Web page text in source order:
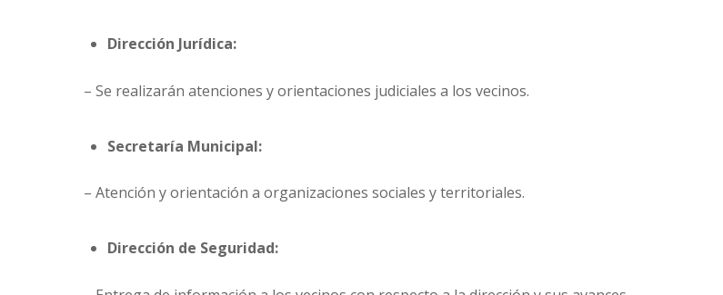
Dirección Jurídica:
– Se realizarán atenciones y orientaciones judiciales a los vecinos.
Secretaría Municipal:
– Atención y orientación a organizaciones sociales y territoriales.
Dirección de Seguridad: